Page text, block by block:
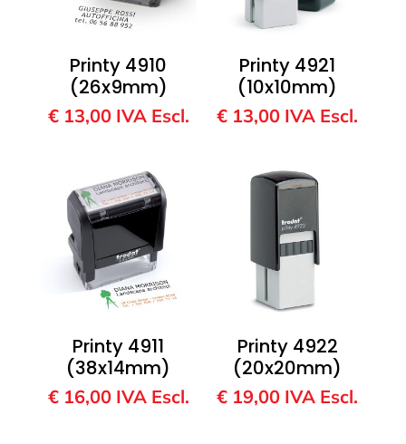
Printy 4910
(26x9mm)
€13,00 IVA Escl.
Printy 4921
(10x10mm)
€ 13,00 IVA Escl.
Printy 4911
(38x14mm)
€16,00 IVA Escl.
Printy 4922
(20x20mm)
€ 19,00 IVA Escl.